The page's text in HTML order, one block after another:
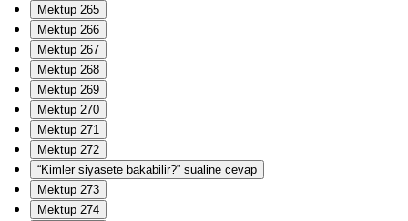
Mektup 265
Mektup 266
Mektup 267
Mektup 268
Mektup 269
Mektup 270
Mektup 271
Mektup 272
“Kimler siyasete bakabilir?” sualine cevap
Mektup 273
Mektup 274